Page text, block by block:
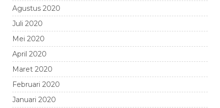
Agustus 2020
Juli 2020
Mei 2020
April 2020
Maret 2020
Februari 2020
Januari 2020